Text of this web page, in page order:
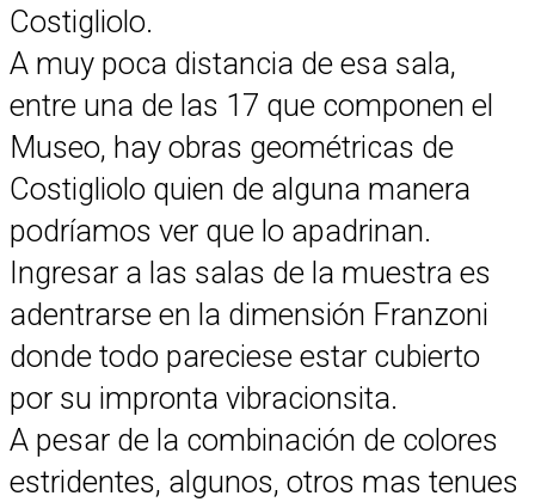
Costigliolo.
A muy poca distancia de esa sala,
entre una de las 17 que componen el
Museo, hay obras geométricas de
Costigliolo quien de alguna manera
podríamos ver que lo apadrinan.
Ingresar a las salas de la muestra es
adentrarse en la dimensión Franzoni
donde todo pareciese estar cubierto
por su impronta vibracionsita.
A pesar de la combinación de colores
estridentes, algunos, otros mas tenues